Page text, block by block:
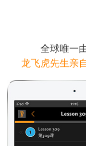
全球唯一
龙飞虎先生亲